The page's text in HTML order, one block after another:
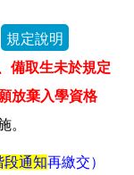
備取生未於規定
放棄入學資格
。
段通知再繳交）